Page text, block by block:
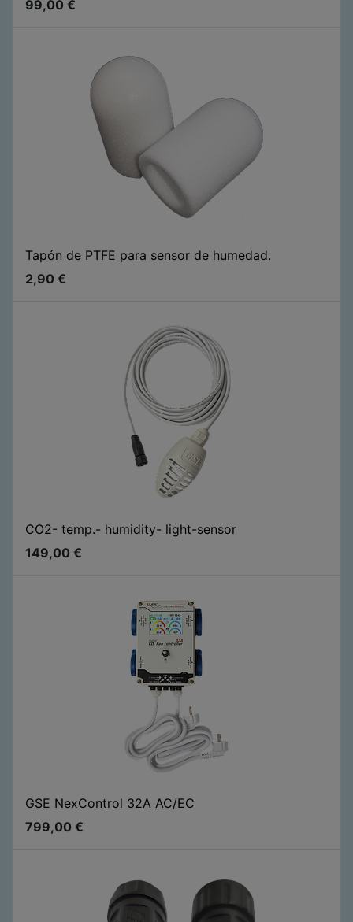
99,00 €
Tapón de PTFE para sensor de humedad.
2,90 €
CO2- temp.- humidity- light-sensor
149,00 €
GSE NexControl 32A AC/EC
799,00 €